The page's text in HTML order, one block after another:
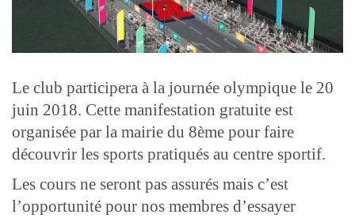
Le club participera à la journée olympique le 20
juin 2018. Cette manifestation gratuite est
organisée par la mairie du 8ème pour faire
découvrir les sports pratiqués au centre sportif.
Les cours ne seront pas assurés mais c’est
l’opportunité pour nos membres d’essayer